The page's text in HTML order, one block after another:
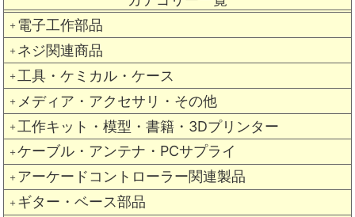
＋ 電子工作部品
＋ ネジ関連商品
＋ 工具・ケミカル・ケース
＋ メディア・アクセサリ・その他
＋ 工作キット・模型・書籍・3Dプリンター
＋ ケーブル・アンテナ・PCサプライ
＋ アーケードコントローラー関連製品
＋ ギター・ベース部品